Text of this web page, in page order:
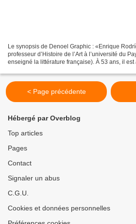
Le synopsis de Denoel Graphic : «Enrique
professeur d’Histoire de l’Art à l’université du
enseigné la littérature française). À 53 ans, il
< Page précédente
Hébergé par Overblog
Top articles
Pages
Contact
Signaler un abus
C.G.U.
Cookies et données personnelles